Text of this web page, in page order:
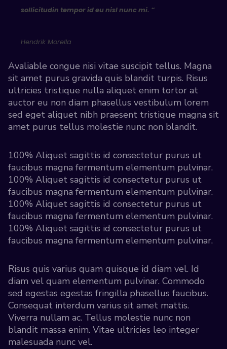
sollicitudin tempor id eu nisl nunc mi. “
Hendrik Morella
Avaliable congue nisi vitae suscipit tellus. Magna
sit amet purus gravida quis blandit turpis. Risus
ultricies tristique nulla aliquet enim tortor at
auctor eu non diam phasellus vestibulum lorem
sed eget aliquet nibh praesent tristique magna sit
amet purus tellus molestie nunc non blandit.
100% Aliquet sagittis id consectetur purus ut
faucibus magna fermentum elementum pulvinar.
100% Aliquet sagittis id consectetur purus ut
faucibus magna fermentum elementum pulvinar.
100% Aliquet sagittis id consectetur purus ut
faucibus magna fermentum elementum pulvinar.
100% Aliquet sagittis id consectetur purus ut
faucibus magna fermentum elementum pulvinar.
Risus quis varius quam quisque id diam vel. Id
diam vel quam elementum pulvinar. Commodo
sed egestas egestas fringilla phasellus faucibus.
Consequat interdum varius sit amet mattis.
Viverra nullam ac. Tellus molestie nunc non
blandit massa enim. Vitae ultricies leo integer
malesuada nunc vel.